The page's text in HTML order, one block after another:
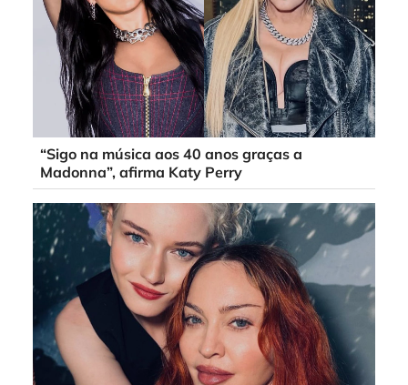
“Sigo na música aos 40 anos graças a
Madonna”, afirma Katy Perry